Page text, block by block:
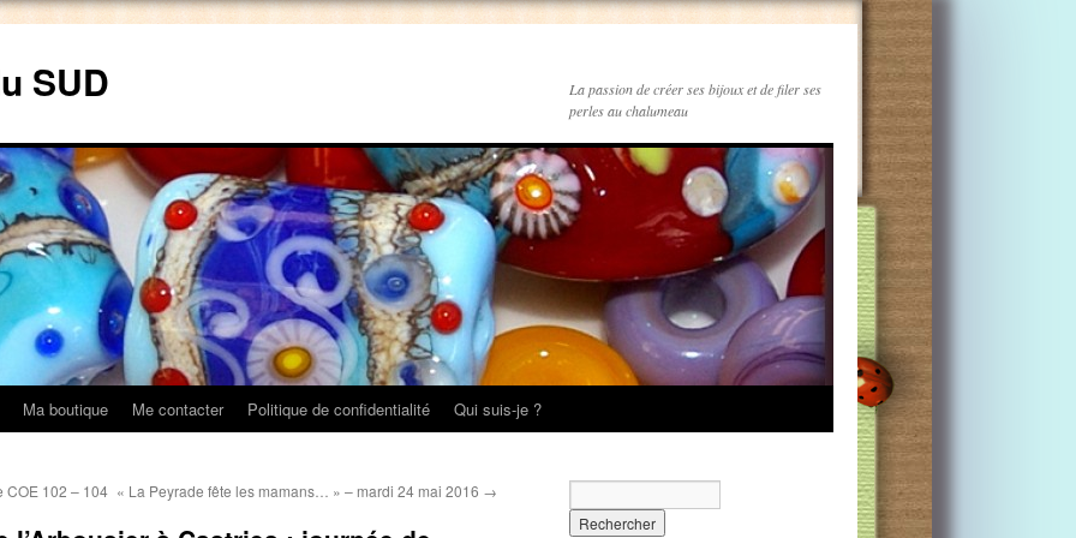
SUD
La passion de créer ses bijoux et de filer ses
perles au chalumeau
Ma boutique Me contacter Politique de confidentialité Qui suis-je ?
COE 102 – 104 « La Peyrade fête les mamans… » – mardi 24 mai 2016 →